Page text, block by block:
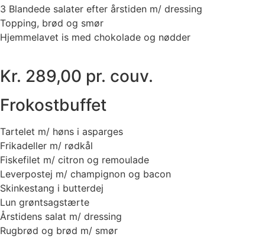
3 Blandede salater efter årstiden m/ dressing
Topping, brød og smør
Hjemmelavet is med chokolade og nødder
Kr. 289,00 pr. couv.
Frokostbuffet
Tartelet m/ høns i asparges
Frikadeller m/ rødkål
Fiskefilet m/ citron og remoulade
Leverpostej m/ champignon og bacon
Skinkestang i butterdej
Lun grøntsagstærte
Årstidens salat m/ dressing
Rugbrød og brød m/ smør